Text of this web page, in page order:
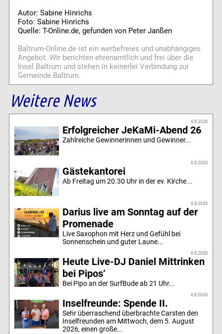
Autor: Sabine Hinrichs
Foto: Sabine Hinrichs
Quelle: T-Online.de, gefunden von Peter Janßen
Baltrum-Online.de ist ein werbefreies und unabhängiges
Angebot. Wir berichten ehrenamtlich und frei über die
Insel Baltrum und stehen in keinerlei Verbindung zur
Gemeinde Baltrum.
Weitere News
6.8.2026
Erfolgreicher JeKaMi-Abend 26
Zahlreiche Gewinnerinnen und Gewinner...
6.8.2026
Gästekantorei
Ab Freitag um 20.30 Uhr in der ev. Kirche...
6.8.2026
Darius live am Sonntag auf der
Promenade
Live Saxophon mit Herz und Gefühl bei
Sonnenschein und guter Laune...
6.8.2026
Heute Live-DJ Daniel Mittrinken
bei Pipos‘
Bei Pipo an der SurfBude ab 21 Uhr...
6.8.2026
Inselfreunde: Spende II.
Sehr überraschend überbrachte Carsten den
Inselfreunden am Mittwoch, dem 5. August
2026, einen große...